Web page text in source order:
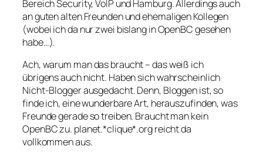
Bereich Security, VoIP und Hamburg. Allerdings auch
an guten alten Freunden und ehemaligen Kollegen
(wobei ich da nur zwei bislang in OpenBC gesehen
habe…).
Ach, warum man das braucht – das weiß ich
übrigens auch nicht. Haben sich wahrscheinlich
Nicht-Blogger ausgedacht. Denn, Bloggen ist, so
finde ich, eine wunderbare Art, herauszufinden, was
Freunde gerade so treiben. Braucht man kein
OpenBC zu. planet.*clique*.org reicht da
vollkommen aus.